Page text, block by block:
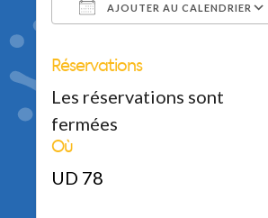
AJOUTER AU CALENDRIER
Télécharger ICS
Calendrier Google
Réservations
Les réservations sont
fermées
Où
UD 78